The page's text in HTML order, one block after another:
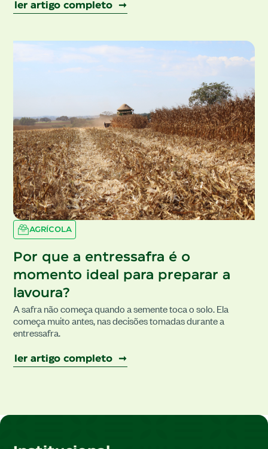
ler artigo completo ➞
AGRÍCOLA
Por que a entressafra é o
momento ideal para preparar a
lavoura?
A safra não começa quando a semente toca o solo. Ela
começa muito antes, nas decisões tomadas durante a
entressafra.
ler artigo completo ➞